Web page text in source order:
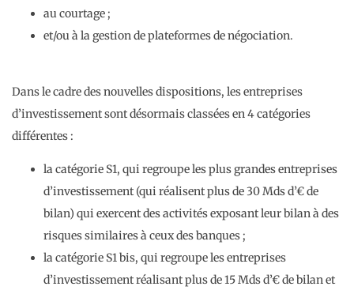
au courtage ;
et/ou à la gestion de plateformes de négociation.
Dans le cadre des nouvelles dispositions, les entreprises
d’investissement sont désormais classées en 4 catégories
différentes :
la catégorie S1, qui regroupe les plus grandes entreprises
d’investissement (qui réalisent plus de 30 Mds d’€ de
bilan) qui exercent des activités exposant leur bilan à des
risques similaires à ceux des banques ;
la catégorie S1 bis, qui regroupe les entreprises
d’investissement réalisant plus de 15 Mds d’€ de bilan et